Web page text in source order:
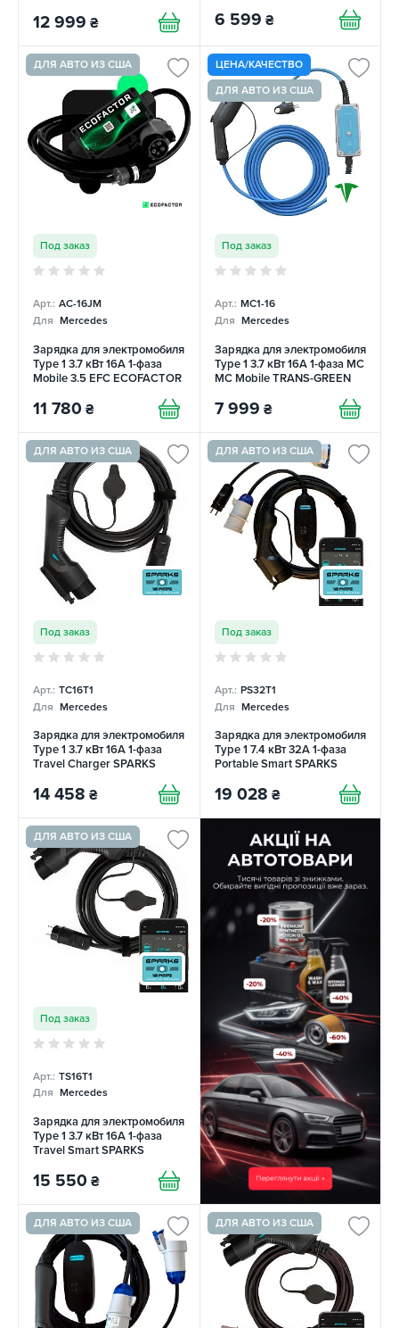
12 999 ₴ 6 599 ₴
ДЛЯ АВТО ИЗ США
Под заказ
Арт.: AC-16JM
Для Mercedes
Зарядка для электромобиля
Type 1 3.7 кВт 16А 1-фаза
Mobile 3.5 EFС ECOFACTOR
11 780 ₴
ЦЕНА/КАЧЕСТВО
ДЛЯ АВТО ИЗ США
Под заказ
Арт.: MC1-16
Для Mercedes
Зарядка для электромобиля
Type 1 3.7 кВт 16А 1-фаза MC
MC Mobile TRANS-GREEN
7 999 ₴
ДЛЯ АВТО ИЗ США
Под заказ
Арт.: TC16T1
Для Mercedes
Зарядка для электромобиля
Type 1 3.7 кВт 16А 1-фаза
Travel Charger SPARKS
14 458 ₴
ДЛЯ АВТО ИЗ США
Под заказ
Арт.: PS32T1
Для Mercedes
Зарядка для электромобиля
Type 1 7.4 кВт 32А 1-фаза
Portable Smart SPARKS
19 028 ₴
ДЛЯ АВТО ИЗ США
Под заказ
Арт.: TS16T1
Для Mercedes
Зарядка для электромобиля
Type 1 3.7 кВт 16А 1-фаза
Travel Smart SPARKS
15 550 ₴
ДЛЯ АВТО ИЗ США ДЛЯ АВТО ИЗ США